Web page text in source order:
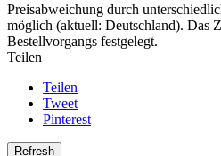
Preisabweichung durch
möglich (aktuell: Deutschland). Das
Bestellvorgangs festgelegt.
Teilen
Teilen
Tweet
Pinterest